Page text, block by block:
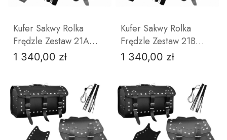
Kufer Sakwy Rolka
Frędzle Zestaw 21A
YAMAHA VIRAGO 750
Cena
1 340,00 zł
Kufer Sakwy Rolka
Frędzle Zestaw 21B
JUNAK 131
Cena
1 340,00 zł